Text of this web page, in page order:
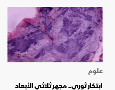
علوم
ابتكار ثوري.. مجهر ثلاثي الأبعاد